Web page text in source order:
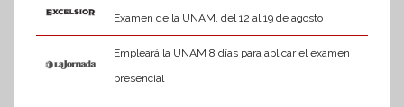
Examen de la UNAM, del 12 al 19 de agosto
Empleará la UNAM 8 días para aplicar el examen
presencial